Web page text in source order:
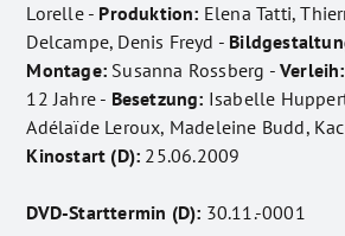
Lorelle - Produktion: Elena Tatti,
Delcampe, Denis Freyd -
Montage: Susanna Rossberg -Verleih:
12 Jahre - Besetzung: Isabelle
Adélaïde Leroux, Madeleine Budd,
Kinostart (D): 25.06.2009
DVD-Starttermin (D): 30.11.-0001